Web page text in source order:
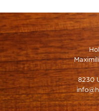
8230